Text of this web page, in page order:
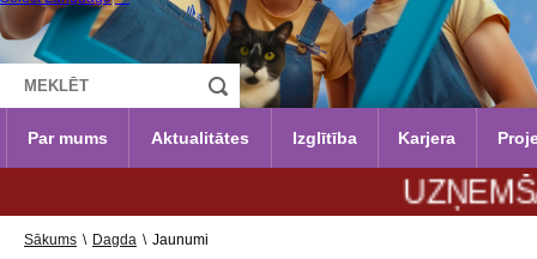
Par mums Aktualitātes Izglītība Karjera
Sākums \ Dagda \ Jaunumi